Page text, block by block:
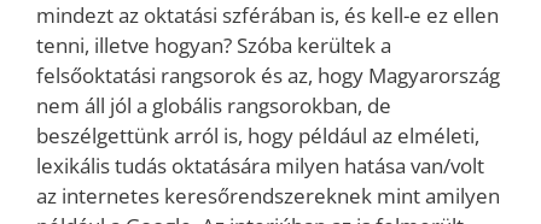
mindezt az oktatási szférában is, és kell-e ez ellen
tenni, illetve hogyan? Szóba kerültek a
felsőoktatási rangsorok és az, hogy Magyarország
nem áll jól a globális rangsorokban, de
beszélgettünk arról is, hogy például az elméleti,
lexikális tudás oktatására milyen hatása van/volt
az internetes keresőrendszereknek mint amilyen